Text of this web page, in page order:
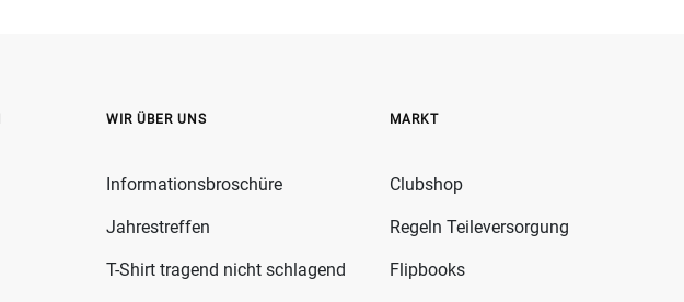
WIR ÜBER UNS
Informationsbroschüre
Jahrestreffen
T-Shirt tragend nicht schlagend
MARKT
Clubshop
Regeln Teileversorgung
Flipbooks